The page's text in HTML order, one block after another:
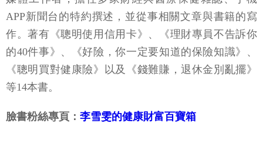
APP新聞台的特約撰述，並從事相關文章與書籍的寫
作。著有《聰明使用信用卡》、《理財專員不告訴你
的40件事》、《好險，你一定要知道的保險知識》、
《聰明買對健康險》以及《錢難賺，退休金別亂擺》
等14本書。
臉書粉絲專頁： 李雪雯的健康財富百寶箱